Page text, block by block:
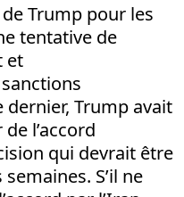
Trump pour les
tentative de
et
Trump avait
l’accord
qui devrait être
S’il ne